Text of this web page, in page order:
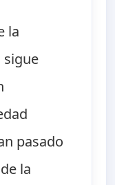
la
sigue
pasado
la